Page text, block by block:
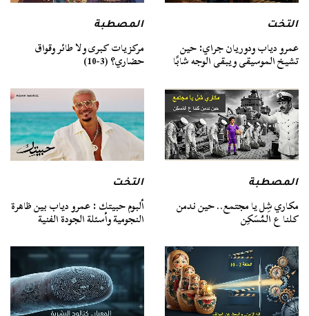
التخت
عمرو دياب ودوريان جراي: حين
تشيخ الموسيقى ويبقى الوجه شابًا
المصطبة
مركزيات كبرى ولا طائر وقواق
حضاري؟ (3-10)
المصطبة
مكاري شِل يا مجتمع.. حين ندمن
كلنا ع المُسَكِن
التخت
ألبوم حبيتك : عمرو دياب بين ظاهرة
النجومية وأسئلة الجودة الفنية